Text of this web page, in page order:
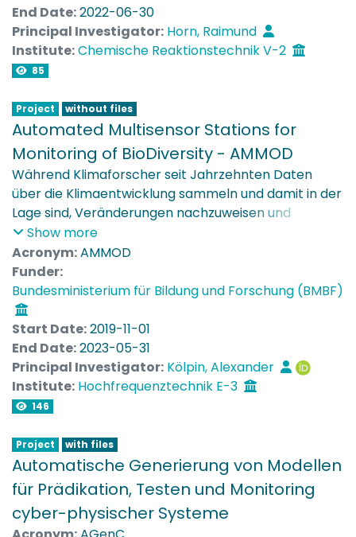
End Date:2022-06-30
Principal Investigator: Horn, Raimund
Institute:Chemische Reaktionstechnik V-2
85
Project without files
Automated Multisensor Stations for
Monitoring of BioDiversity - AMMOD
Während Klimaforscher seit Jahrzehnten Daten
über die Klimaentwicklung sammeln und damit in der
Lage sind, Veränderungen nachzuweisen und
Prognosen zu errechnen, verliert unser Planet Jahr
für Jahr Biodiversität, ohne dass Wissenschaftler in
vergleichbarer Weise Daten erheben. Seit 1990 hat in
Mitteleuropa die Zahl der Insekten und Vögel stark
abgenommen, was mit einzelnen Untersuchungen
belegt ist. Ein nationales, breit angelegtes
Monitoringprogramm gibt es aber nicht, es fehlen
dafür die technischen Voraussetzungen und
Infrastrukturen.
zusammengeführt und angepasst werden, um
Artenvielfalt automatisiert zu registrieren, in Analogie
zu Wetterstationen. Dafür soll eine Vielfalt an
Sensoren an Basisstationen angebunden werden, die
autark und witterungsunabhängig Daten sammeln
Show more
Acronym:AMMOD
Funder:
Bundesministerium für Bildung und Forschung (BMBF)
Start Date:2019-11-01
End Date:2023-05-31
Principal Investigator: Kölpin, Alexander
Institute: Hochfrequenztechnik E-3
146
Project with files
Automatische Generierung von Modellen
für Prädikation, Testen und Monitoring
cyber-physischer Systeme